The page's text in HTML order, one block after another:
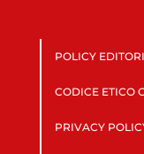
POLICY
CODICE ETICO
PRIVACY